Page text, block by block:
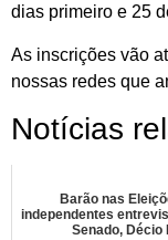
dias primeiro e 25
As inscrições vão
nossas redes que
Notícias
Barão nas
independentes
Senado, Décio